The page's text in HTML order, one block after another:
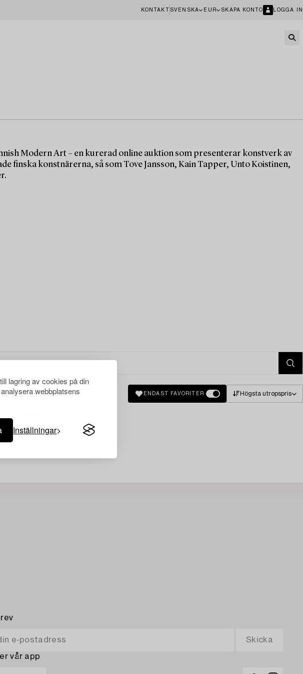
lagring av cookies på din
webbplatsens
Inställningar
KONTAKT SVENSKA EUR SKAPA KONTO LOGGA IN
Modern Art – en kurerad online auktion som presenterar konstverk av
finska konstnärerna, så som Tove Jansson, Kain Tapper, Unto Koistinen,
ENDAST FAVORITER Högsta utropspris
vår app